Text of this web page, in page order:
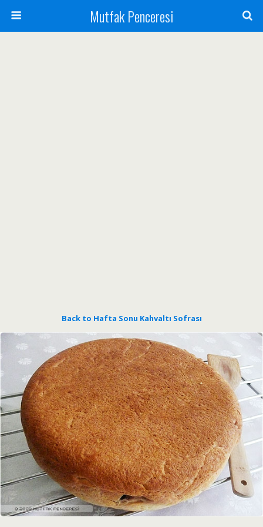
Mutfak Penceresi
Back to Hafta Sonu Kahvaltı Sofrası